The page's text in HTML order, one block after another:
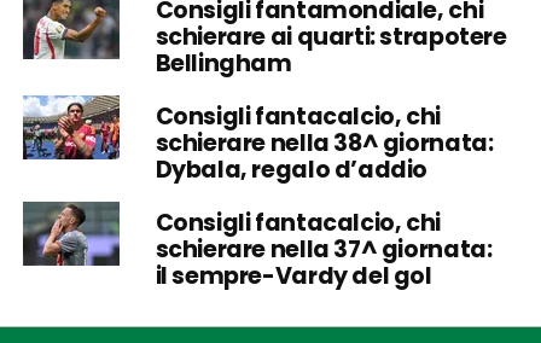
Consigli fantamondiale, chi
schierare ai quarti: strapotere
Bellingham
Consigli fantacalcio, chi
schierare nella 38^ giornata:
Dybala, regalo d’addio
Consigli fantacalcio, chi
schierare nella 37^ giornata:
il sempre-Vardy del gol